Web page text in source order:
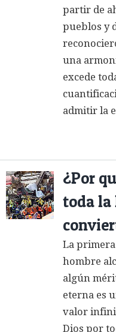
partir de
pueblos y
una
excede
admitir la
¿Por
toda la
La
hombre
algún
eterna es
valor
Dios por